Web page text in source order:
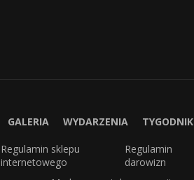
GALERIA WYDARZENIA TYGODNIK
Regulamin sklepu
internetowego
Regulamin
darowizn